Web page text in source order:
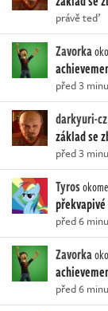
právě teď
Zavorka
před 3
darkyuri-cz
základ se
před 3
Tyros
před 6
Zavorka
před 6